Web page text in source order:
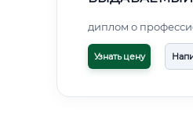
диплом о
Узнать цену